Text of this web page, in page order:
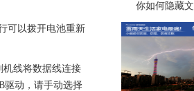
可以拨开电池重新
机线将数据线连接
驱动，请手动选择
你如何隐藏